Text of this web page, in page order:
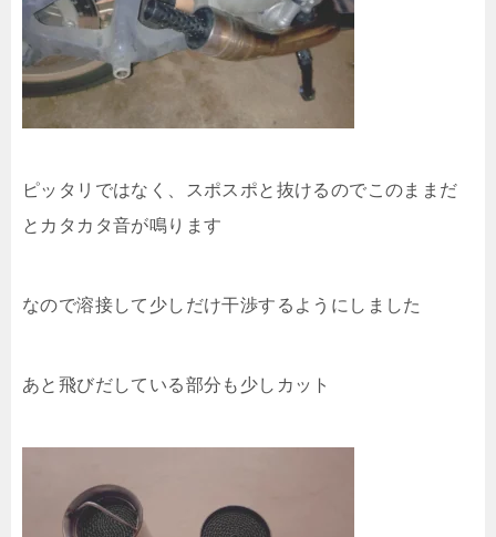
ピッタリではなく、スポスポと抜けるのでこのままだ
とカタカタ音が鳴ります
なので溶接して少しだけ干渉するようにしました
あと飛びだしている部分も少しカット